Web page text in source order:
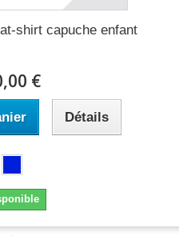
shirt capuche enfant
€
Détails